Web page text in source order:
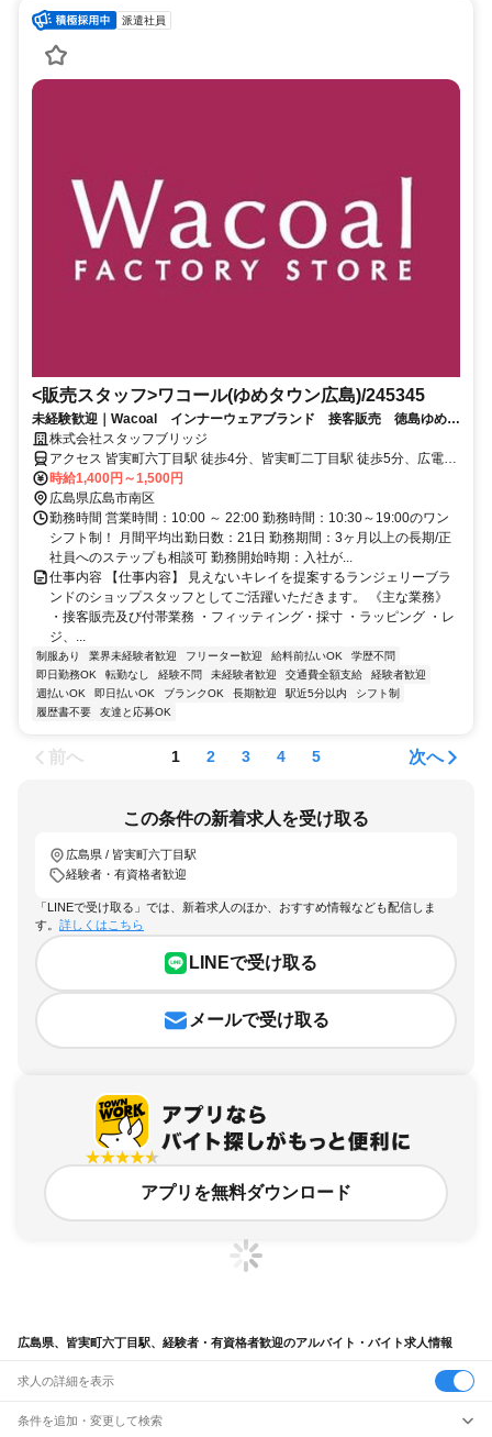
派遣社員
<販売スタッフ>ワコール(ゆめタウン広島)/245345
未経験歓迎｜Wacoal インナーウェアブランド 接客販売 徳島ゆめタ
ウン（交通費全額・ノルマなし）
株式会社スタッフブリッジ
アクセス 皆実町六丁目駅 徒歩4分、皆実町二丁目駅 徒歩5分、広電本
社前駅 徒歩10分
時給1,400円～1,500円
広島県広島市南区
勤務時間 営業時間：10:00 ～ 22:00 勤務時間：10:30～19:00のワン
シフト制！ 月間平均出勤日数：21日 勤務期間：3ヶ月以上の長期/正
社員へのステップも相談可 勤務開始時期：入社が...
仕事内容 【仕事内容】 見えないキレイを提案するランジェリーブラ
ンドのショップスタッフとしてご活躍いただきます。 《主な業務》
・接客販売及び付帯業務 ・フィッティング・採寸 ・ラッピング ・レ
ジ、...
制服あり 業界未経験者歓迎 フリーター歓迎 給料前払いOK
学歴不問
即日勤務OK
転勤なし 経験不問 未経験者歓迎 交通費全額支給
経験者歓迎
週払いOK
即日払いOK ブランクOK 長期歓迎 駅近5分以内
シフト制
履歴書不要
友達と応募OK
前へ 1 2 3 4 5 次へ
この条件の新着求人を受け取る
広島県 / 皆実町六丁目駅
経験者・有資格者歓迎
「LINEで受け取る」では、新着求人のほか、おすすめ情報なども配信しま
す。 詳しくはこちら
LINEで受け取る
メールで受け取る
アプリを無料ダウンロード
広島県、皆実町六丁目駅、経験者・有資格者歓迎のアルバイト・バイト求人情報
求人の詳細を表示
条件を追加・変更して検索